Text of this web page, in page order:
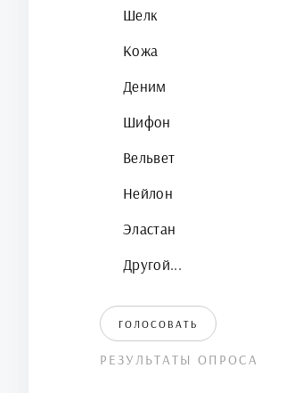
Шелк
Кожа
Деним
Шифон
Вельвет
Нейлон
Эластан
Другой...
ГОЛОСОВАТЬ
РЕЗУЛЬТАТЫ ОПРОСА